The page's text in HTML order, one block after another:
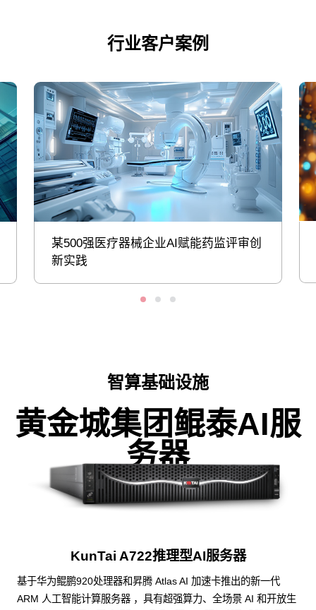
行业客户案例
某500强医疗器械企业AI赋能药监评审创
新实践
智算基础设施
黄金城集团鲲泰AI服
务器
KunTai A722推理型AI服务器
基于华为鲲鹏920处理器和昇腾 Atlas AI 加速卡推出的新一代
ARM 人工智能计算服务器 ，具有超强算力、全场景 AI 和开放生